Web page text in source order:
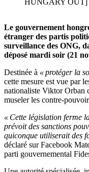
HUNGARY OUT]
Le gouvernement
étranger des partis
surveillance des ONG,
déposé mardi soir (21
Destinée à « protéger la
cette mesure est vue par
nationaliste Viktor Orban
museler les contre-
« Cette législation ferme
prévoit des sanctions
quiconque utiliserait des
déclaré sur Facebook
parti gouvernemental